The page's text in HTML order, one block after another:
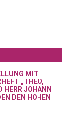
MIT
„THEO,
HERR JOHANN
DEN HOHEN